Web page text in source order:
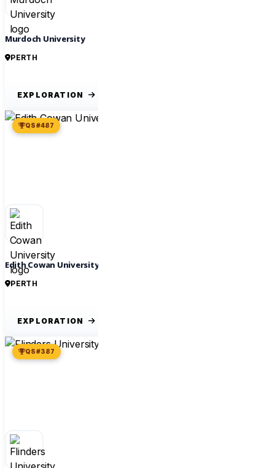
Murdoch University
PERTH
EXPLORATION
QS #487
Edith Cowan University
PERTH
EXPLORATION
QS #387